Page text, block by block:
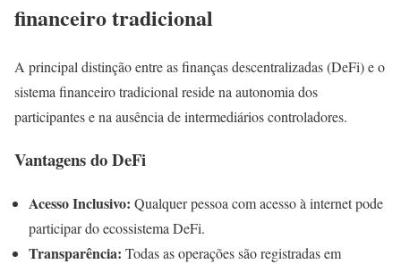
financeiro tradicional
A principal distinção entre as finanças descentralizadas (DeFi) e o
sistema financeiro tradicional reside na autonomia dos
participantes e na ausência de intermediários controladores.
Vantagens do DeFi
Acesso Inclusivo: Qualquer pessoa com acesso à internet pode
participar do ecossistema DeFi.
Transparência: Todas as operações são registradas em